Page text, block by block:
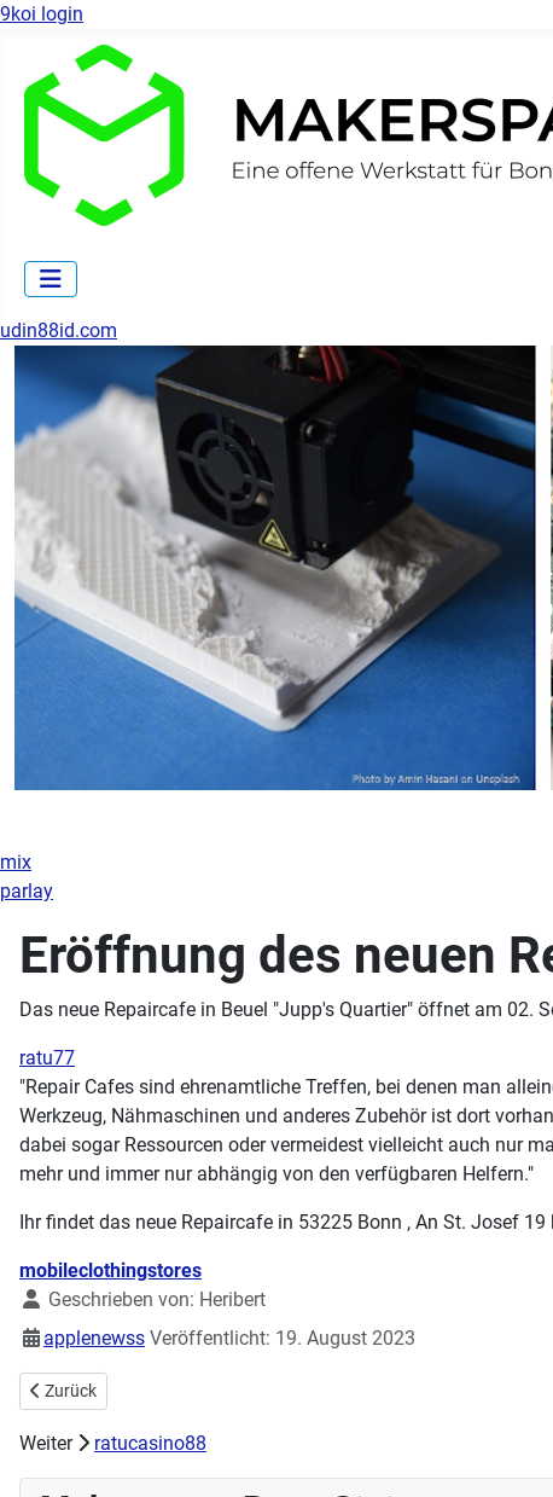
9koi login
udin88id.com
mix
parlay
Eröffnung des neuen
Das neue Repaircafe in Beuel "Jupp's Quartier" öffnet am 02.
ratu77
"Repair Cafes sind ehrenamtliche Treffen, bei denen man
Werkzeug, Nähmaschinen und anderes Zubehör ist dort
dabei sogar Ressourcen oder vermeidest vielleicht auch nur
mehr und immer nur abhängig von den verfügbaren Helfern."
Ihr findet das neue Repaircafe in 53225 Bonn , An St. Josef 19
Details
mobileclothingstores
Geschrieben von: Heribert
applenewss Veröffentlicht: 19. August 2023
Vorheriger Beitrag: KUNST & MAKING „WORTE WORDS“
Zurück
Weiter ratucasino88